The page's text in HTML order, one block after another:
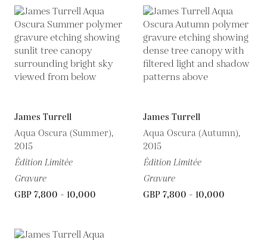
James Turrell
Aqua Oscura (Summer),
2015
Édition Limitée
Gravure
GBP 7,800 - 10,000
James Turrell
Aqua Oscura (Autumn),
2015
Édition Limitée
Gravure
GBP 7,800 - 10,000